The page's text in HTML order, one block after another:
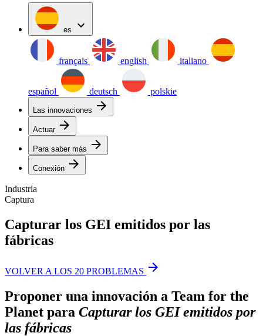
es expand_more
français english italiano
español deutsch polskie
Las innovaciones arrow_forward
Actuar arrow_forward
Para saber más arrow_forward
Conexión arrow_forward
Industria
Captura
Capturar los GEI emitidos por las
fábricas
VOLVER A LOS 20 PROBLEMAS arrow_forward
Proponer una innovación a Team for the
Planet para Capturar los GEI emitidos por
las fábricas